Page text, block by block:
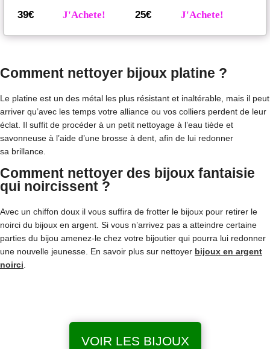
39€ J'Achete! 25€ J'Achete!
Comment nettoyer bijoux platine ?
Le platine est un des métal les plus résistant et inaltérable, mais il peut
arriver qu’avec les temps votre alliance ou vos colliers perdent de leur
éclat. Il suffit de procéder à un petit nettoyage à l’eau tiède et
savonneuse à l’aide d’une brosse à dent, afin de lui redonner
sa brillance.
Comment nettoyer des bijoux fantaisie
qui noircissent ?
Avec un chiffon doux il vous suffira de frotter le bijoux pour retirer le
noirci du bijoux en argent. Si vous n’arrivez pas a atteindre certaine
parties du bijou amenez-le chez votre bijoutier qui pourra lui redonner
une nouvelle jeunesse. En savoir plus sur nettoyer bijoux en argent
noirci
VOIR LES BIJOUX